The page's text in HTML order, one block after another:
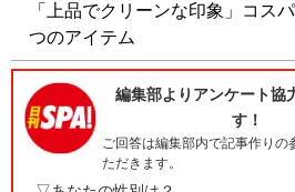
「上品でクリーンな印象」コス
つのアイテム